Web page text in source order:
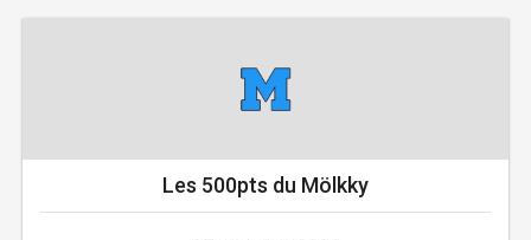
Les 500pts du Mölkky